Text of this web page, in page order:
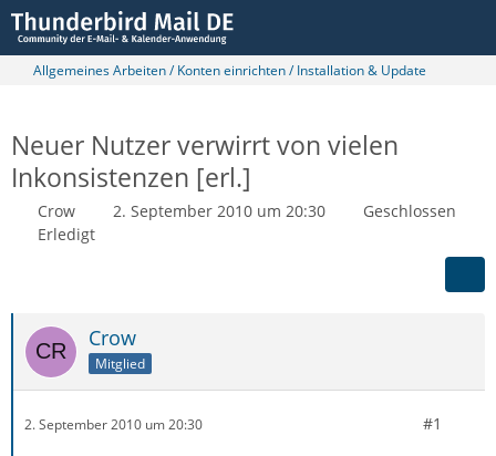
Allgemeines Arbeiten / Konten einrichten / Installation & Update
Neuer Nutzer verwirrt von vielen
Inkonsistenzen [erl.]
Crow 2. September 2010 um 20:30
Geschlossen
Erledigt
Crow
Mitglied
2. September 2010 um 20:30 #1